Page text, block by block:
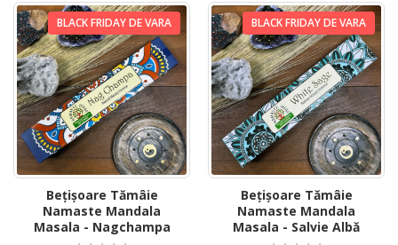
BLACK FRIDAY DE VARA
Bețișoare Tămâie
Namaste Mandala
Masala - Nagchampa
BLACK FRIDAY DE VARA
Bețișoare Tămâie
Namaste Mandala
Masala - Salvie Albă